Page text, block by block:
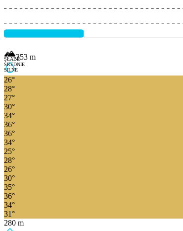
SŁABE
ŚREDNIE
SILNE
353 m
26°
28°
27°
30°
34°
36°
36°
34°
25°
28°
26°
30°
35°
36°
34°
31°
280 m